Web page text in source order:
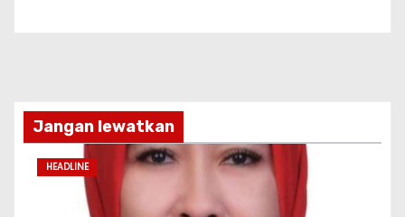
Jangan lewatkan
HEADLINE